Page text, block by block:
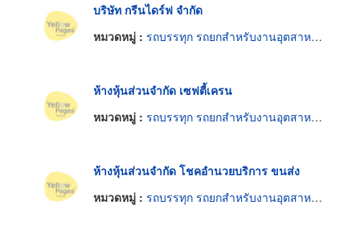
บริษัท กรีนไดร์ฟ จำกัด
หมวดหมู่ : รถบรรทุก รถยกสำหรับงานอุตสาหกรรม
ห้างหุ้นส่วนจำกัด เซฟตี้เครน
หมวดหมู่ : รถบรรทุก รถยกสำหรับงานอุตสาหกรรม
ห้างหุ้นส่วนจำกัด โชคอำนวยบริการ ขนส่ง
หมวดหมู่ : รถบรรทุก รถยกสำหรับงานอุตสาหกรรม